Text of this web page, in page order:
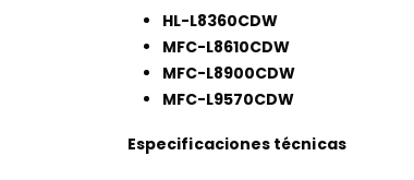
HL-L8360CDW
MFC-L8610CDW
MFC-L8900CDW
MFC-L9570CDW
Especificaciones técnicas